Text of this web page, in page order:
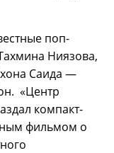
поп-
Ниязова,
Саида —
«Центр
компакт-
фильмом о